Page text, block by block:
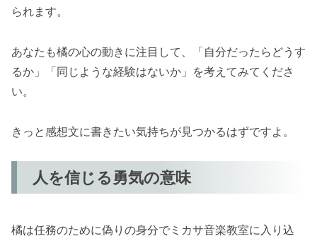
られます。
あなたも橘の心の動きに注目して、「自分だったらどうす
るか」「同じような経験はないか」を考えてみてくださ
い。
きっと感想文に書きたい気持ちが見つかるはずですよ。
人を信じる勇気の意味
橘は任務のために偽りの身分でミカサ音楽教室に入り込